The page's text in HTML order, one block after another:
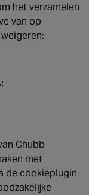
het verzamelen
van op
Chubb
met
de cookieplugin